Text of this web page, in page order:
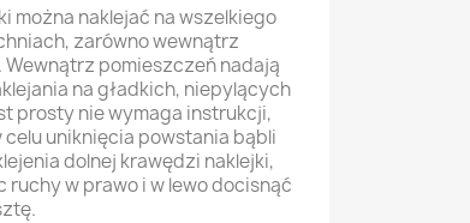
można naklejać na wszelkiego
zarówno wewnątrz
pomieszczeń nadają
na gładkich, niepylących
prosty nie wymaga instrukcji,
uniknięcia powstania bąbli
dolnej krawędzi naklejki,
w prawo i w lewo docisnąć